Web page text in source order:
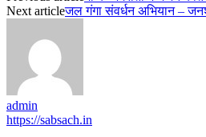
Next articleजल गंगा संवर्धन अभियान –
admin
https://sabsach.in